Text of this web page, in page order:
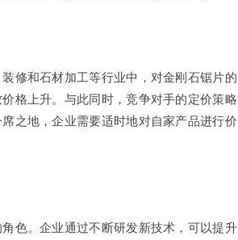
修和石材加工等行业中，对金刚石锯片的
格上升。与此同时，竞争对手的定价策略
之地，企业需要适时地对自家产品进行价
色。企业通过不断研发新技术，可以提升